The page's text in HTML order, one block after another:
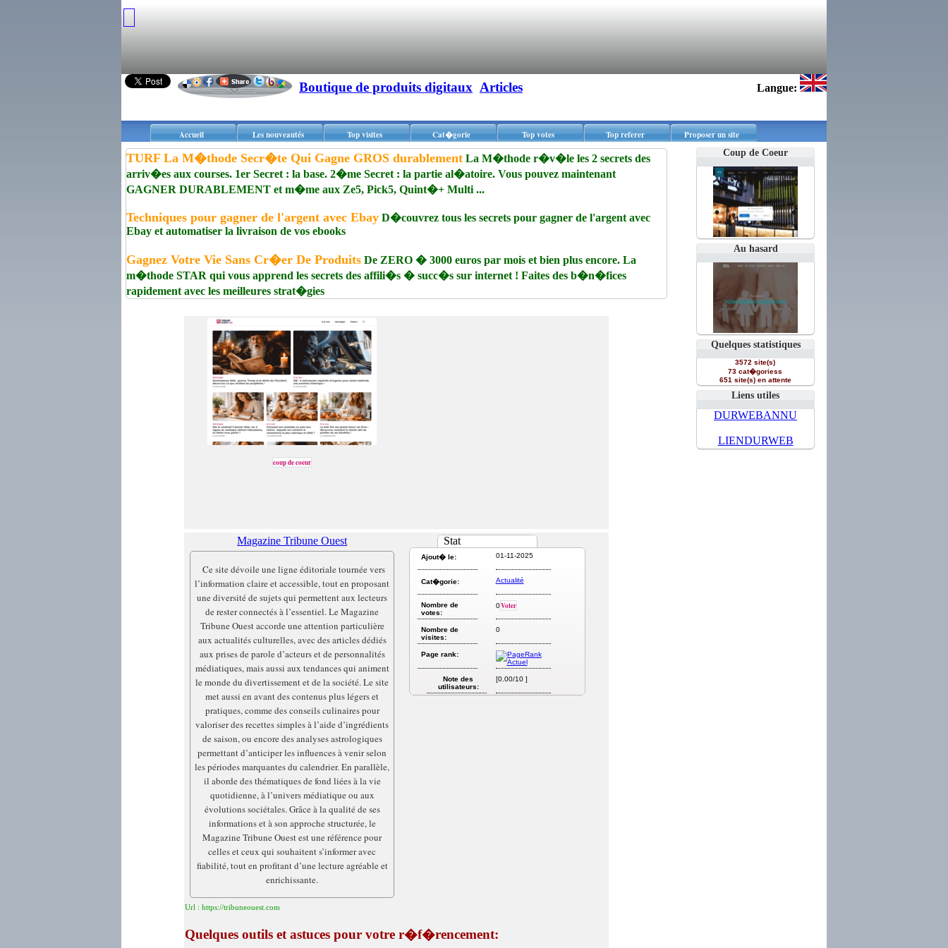
Boutique de produits digitaux Articles Langue:
Accueil Les nouveautés Top visites Cat�gorie Top votes Top referer Proposer un site
Coup de Coeur
Au hasard
Quelques statistiques
3572 site(s)
73 cat�goriess
651 site(s) en attente
Liens utiles
DURWEBANNU
LIENDURWEB
TURF La M�thode Secr�te Qui Gagne GROS durablement La M�thode r�v�le les 2 secrets des
arriv�es aux courses. 1er Secret : la base. 2�me Secret : la partie al�atoire. Vous pouvez maintenant
GAGNER DURABLEMENT et m�me aux Ze5, Pick5, Quint�+ Multi ...
Techniques pour gagner de l'argent avec Ebay D�couvrez tous les secrets pour gagner de l'argent avec
Ebay et automatiser la livraison de vos ebooks
Gagnez Votre Vie Sans Cr�er De Produits De ZERO � 3000 euros par mois et bien plus encore. La
m�thode STAR qui vous apprend les secrets des affili�s � succ�s sur internet ! Faites des b�n�fices
rapidement avec les meilleures strat�gies
coup de coeur
Stat
Ajout� le: 01-11-2025
Cat�gorie: Actualité
Nombre de
votes:
0Voter
Nombre de
visites:
0
Page rank:
Note des
utilisateurs:
[0.00/10 ]
Magazine Tribune Ouest
Ce site dévoile une ligne éditoriale tournée vers
l’information claire et accessible, tout en proposant
une diversité de sujets qui permettent aux lecteurs
de rester connectés à l’essentiel. Le Magazine
Tribune Ouest accorde une attention particulière
aux actualités culturelles, avec des articles dédiés
aux prises de parole d’acteurs et de personnalités
médiatiques, mais aussi aux tendances qui animent
le monde du divertissement et de la société. Le site
met aussi en avant des contenus plus légers et
pratiques, comme des conseils culinaires pour
valoriser des recettes simples à l’aide d’ingrédients
de saison, ou encore des analyses astrologiques
permettant d’anticiper les influences à venir selon
les périodes marquantes du calendrier. En parallèle,
il aborde des thématiques de fond liées à la vie
quotidienne, à l’univers médiatique ou aux
évolutions sociétales. Grâce à la qualité de ses
informations et à son approche structurée, le
Magazine Tribune Ouest est une référence pour
celles et ceux qui souhaitent s’informer avec
fiabilité, tout en profitant d’une lecture agréable et
enrichissante.
Url : https://tribuneouest.com
Quelques outils et astuces pour votre r�f�rencement: